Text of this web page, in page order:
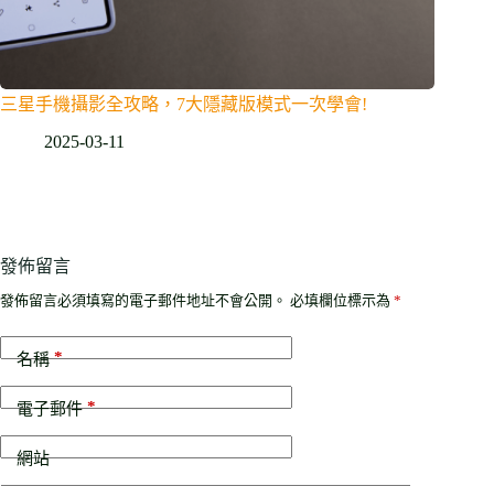
三星手機攝影全攻略，7大隱藏版模式一次學會!
2025-03-11
發佈留言
發佈留言必須填寫的電子郵件地址不會公開。 必填欄位標示為 *
名稱*
電子郵件*
網站